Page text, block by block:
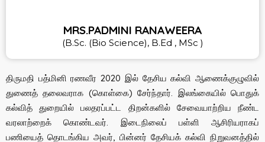
MRS.PADMINI RANAWEERA
(B.Sc. (Bio Science), B.Ed , MSc )
திருமதி பத்மினி ரணவீர 2020 இல் தேசிய கல்வி ஆணைக்குழுவில்
துணைத் தலைவராக (கொள்கை) சேர்ந்தார். இலங்கையில் பொதுக்
கல்வித் துறையில் பலதரப்பட்ட திறன்களில் சேவையாற்றிய நீண்ட
வரலாற்றைக் கொண்டவர். இடைநிலைப் பள்ளி ஆசிரியராகப்
பணியைத் தொடங்கிய அவர், பின்னர் தேசியக் கல்வி நிறுவனத்தில்